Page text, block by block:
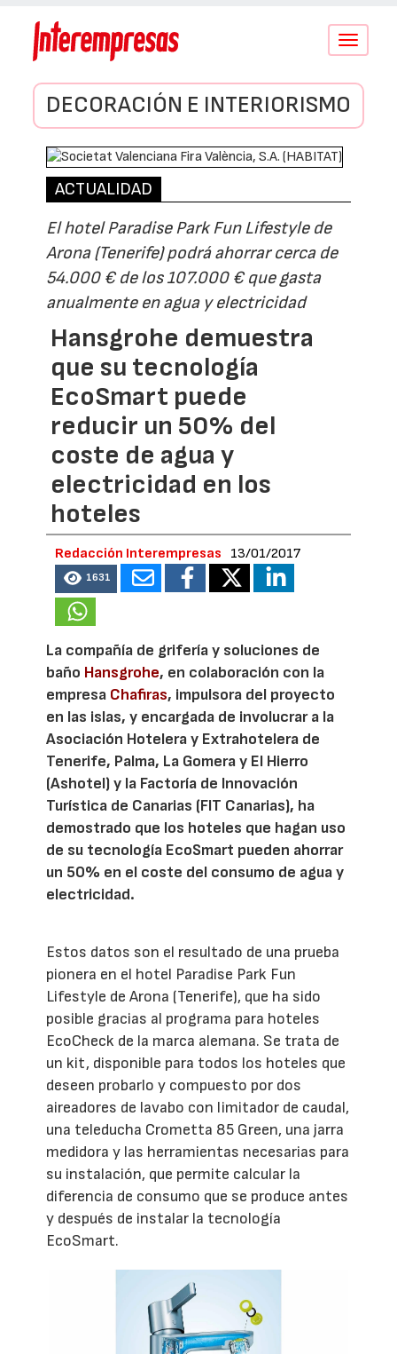
Conmutar
DECORACIÓN E INTERIORISMO
ACTUALIDAD
El hotel Paradise Park Fun Lifestyle de
Arona (Tenerife) podrá ahorrar cerca de
54.000 € de los 107.000 € que gasta
anualmente en agua y electricidad
Hansgrohe demuestra
que su tecnología
EcoSmart puede
reducir un 50% del
coste de agua y
electricidad en los
hoteles
Redacción Interempresas 13/01/2017
1631
La compañía de grifería y soluciones de
baño Hansgrohe, en colaboración con la
empresa Chafiras, impulsora del proyecto
en las islas, y encargada de involucrar a la
Asociación Hotelera y Extrahotelera de
Tenerife, Palma, La Gomera y El Hierro
(Ashotel) y la Factoría de Innovación
Turística de Canarias (FIT Canarias), ha
demostrado que los hoteles que hagan uso
de su tecnología EcoSmart pueden ahorrar
un 50% en el coste del consumo de agua y
electricidad.
Estos datos son el resultado de una prueba
pionera en el hotel Paradise Park Fun
Lifestyle de Arona (Tenerife), que ha sido
posible gracias al programa para hoteles
EcoCheck de la marca alemana. Se trata de
un kit, disponible para todos los hoteles que
deseen probarlo y compuesto por dos
aireadores de lavabo con limitador de caudal,
una teleducha Crometta 85 Green, una jarra
medidora y las herramientas necesarias para
su instalación, que permite calcular la
diferencia de consumo que se produce antes
y después de instalar la tecnología
EcoSmart.